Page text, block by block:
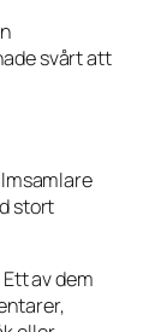
svårt att
stort
av dem